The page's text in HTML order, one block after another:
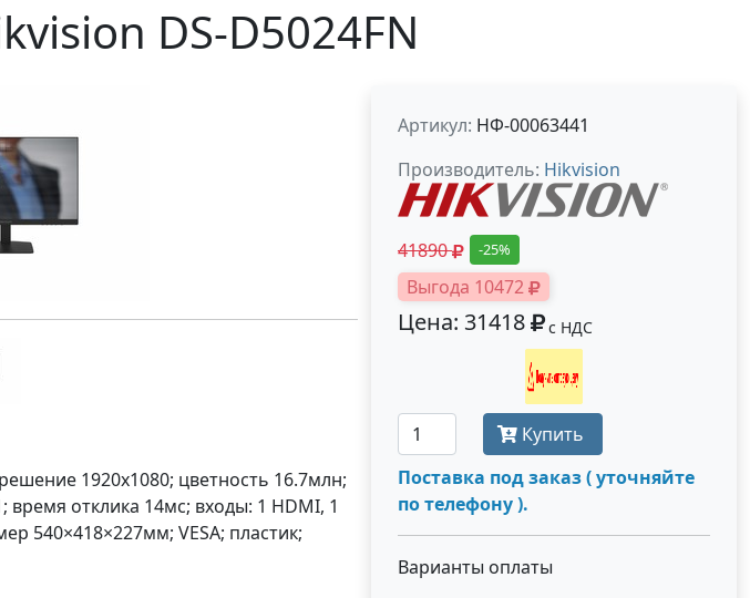
DS-D5024FN
1920х1080; цветность 16.7млн;
время отклика 14мс; входы: 1 HDMI, 1
540×418×227мм; VESA; пластик;
Артикул: НФ-00063441
Производитель: Hikvision
41890 -25%
Выгода 10472
Цена: 31418 с НДС
Получить оптовую цену
Купить
Поставка под заказ ( уточняйте
по телефону ).
Варианты оплаты